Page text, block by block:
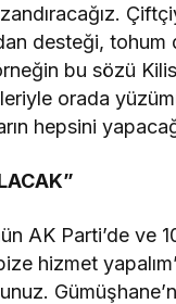
desteği, tohum
bu sözü
orada
hepsini
AK Parti’de ve
hizmet